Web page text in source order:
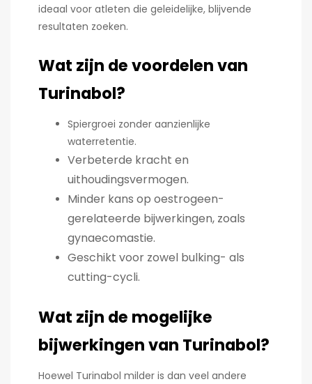
ideaal voor atleten die geleidelijke, blijvende
resultaten zoeken.
Wat zijn de voordelen van
Turinabol?
Spiergroei zonder aanzienlijke
waterretentie.
Verbeterde kracht en
uithoudingsvermogen.
Minder kans op oestrogeen-
gerelateerde bijwerkingen, zoals
gynaecomastie.
Geschikt voor zowel bulking- als
cutting-cycli.
Wat zijn de mogelijke
bijwerkingen van Turinabol?
Hoewel Turinabol milder is dan veel andere